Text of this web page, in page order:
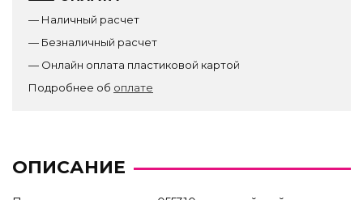
— Наличный расчет
— Безналичный расчет
— Онлайн оплата пластиковой картой
Подробнее об оплате
ОПИСАНИЕ